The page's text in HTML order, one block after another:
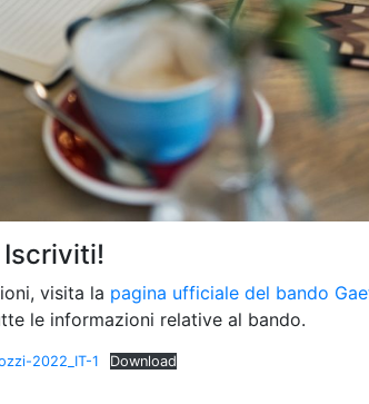
visita la pagina ufficiale del bando
le informazioni relative al bando.
2022_IT-1 Download